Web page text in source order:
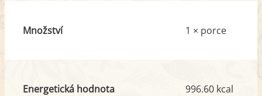
Množství 1 × porce
Energetická hodnota 996.60 kcal